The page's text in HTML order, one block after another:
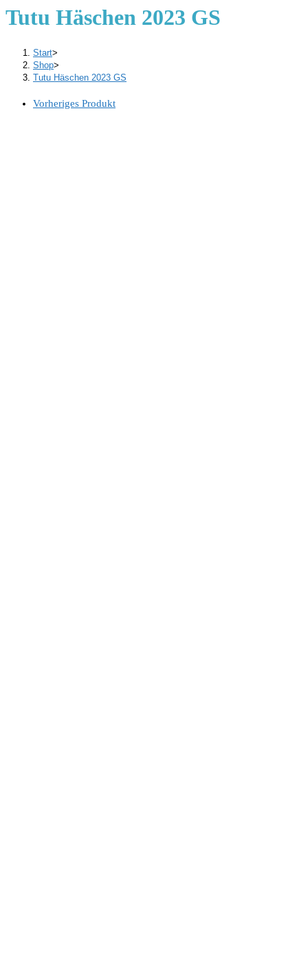
Tutu Häschen 2023 GS
Start>
Shop>
Tutu Häschen 2023 GS
Vorheriges Produkt